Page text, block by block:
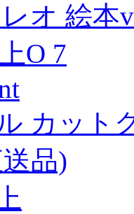
オ 絵本
Ο 7
カット
品)